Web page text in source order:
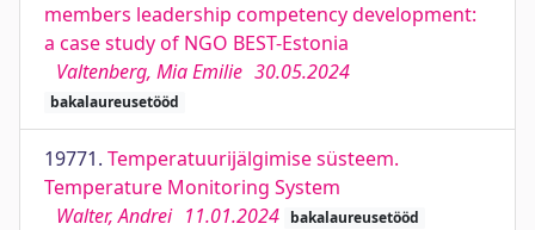
members leadership competency development:
a case study of NGO BEST-Estonia
Valtenberg, Mia Emilie 30.05.2024
bakalaureusetööd
19771. Temperatuurijälgimise süsteem.
Temperature Monitoring System
Walter, Andrei 11.01.2024 bakalaureusetööd